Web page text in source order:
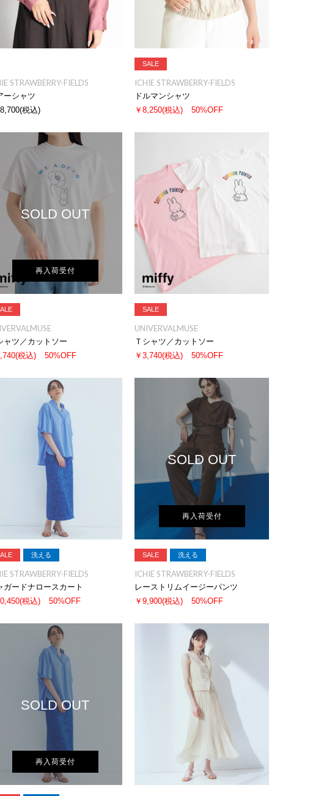
STRAWBERRY-FIELDS
ーシャツ
(税込)
SALE
ICHIE STRAWBERRY-FIELDS
ドルマンシャツ
￥8,250(税込) 50%OFF
SOLD OUT
再入荷受付
ャツ／カットソー
(税込) 50%OFF
SALE
UNIVERVALMUSE
Ｔシャツ／カットソー
￥3,740(税込) 50%OFF
洗える
STRAWBERRY-FIELDS
ガードナロースカート
(税込) 50%OFF
SOLD OUT
再入荷受付
SALE 洗える
ICHIE STRAWBERRY-FIELDS
レーストリムイージーパンツ
￥9,900(税込) 50%OFF
SOLD OUT
再入荷受付